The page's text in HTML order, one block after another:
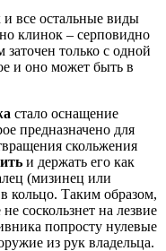
и все остальные виды
клинок – серповидно
только с одной
и оно может быть в
стало оснащение
предназначено для
скольжения
и держать его как
(мизинец или
кольцо. Таким образом,
соскользнет на лезвие
попросту нулевые
из рук владельца.